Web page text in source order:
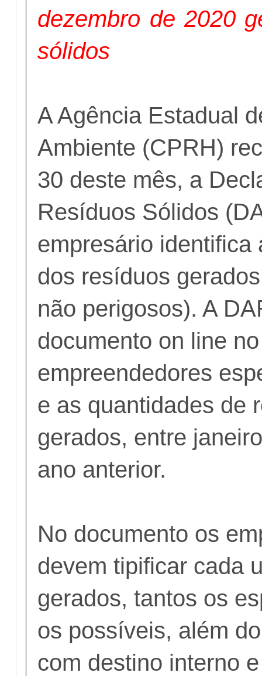
dezembro de 2020
sólidos
A Agência Estadual
Ambiente (CPRH)
30 deste mês, a
Resíduos Sólidos
empresário identifica
dos resíduos
não perigosos). A
documento on line
empreendedores
e as quantidades de
gerados, entre
ano anterior.
No documento os
devem tipificar cada
gerados, tantos os
os possíveis, além
com destino interno